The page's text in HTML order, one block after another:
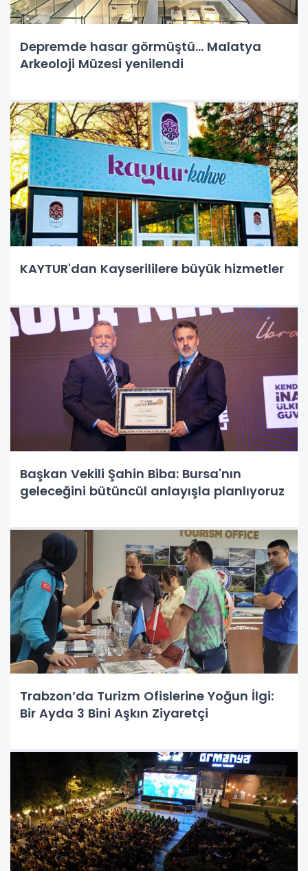
Depremde hasar görmüştü... Malatya
Arkeoloji Müzesi yenilendi
KAYTUR'dan Kayserililere büyük hizmetler
Başkan Vekili Şahin Biba: Bursa'nın
geleceğini bütüncül anlayışla planlıyoruz
Trabzon’da Turizm Ofislerine Yoğun İlgi:
Bir Ayda 3 Bini Aşkın Ziyaretçi